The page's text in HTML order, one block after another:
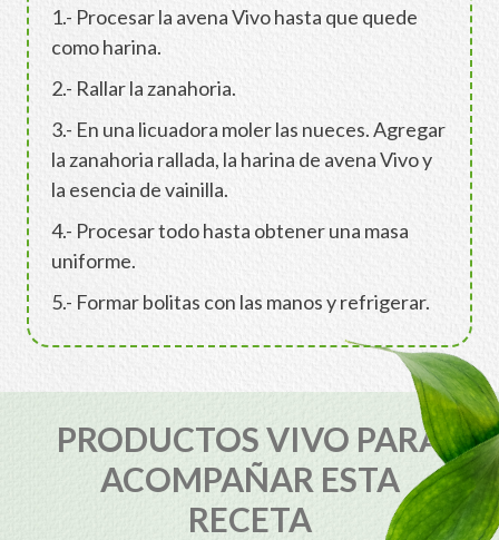
1.- Procesar la avena Vivo hasta que quede
como harina.
2.- Rallar la zanahoria.
3.- En una licuadora moler las nueces. Agregar
la zanahoria rallada, la harina de avena Vivo y
la esencia de vainilla.
4.- Procesar todo hasta obtener una masa
uniforme.
5.- Formar bolitas con las manos y refrigerar.
PRODUCTOS VIVO PARA
ACOMPAÑAR ESTA
RECETA